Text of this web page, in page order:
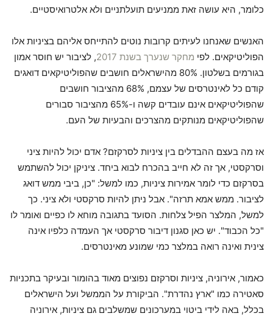
כלומר, היא עושה זאת ממניעים תועלתניים ולא אלטרואיסטיים.
האנשים שאנחנו לעיתים קרובות נוטים להתייחס אליהם בציניות אלו
הפוליטיקאים. לפי מחקר שנערך בשנת 2017
, לציבור יש חוסר אמון
בגורמים בשלטון. 80% מהישראלים חושבים שהפוליטיקאים דואגים
קודם כל לאינטרסים של עצמם, 68% מהציבור חושבים
שהפוליטיקאים אינם עובדים קשה ו-65% מהציבור סבורים
שהפוליטיקאים מנותקים מהצרכים והבעיות של העם.
אז מה בעצם ההבדלים בין ציניות לסרקזם? אדם יכול להיות ציני
וסרקסטי, אך זה לא חייב בהכרח לבוא ביחד. ציניקן יכול להשתמש
בסרקזם כדי לומר אמירות ציניות, כמו למשל: "כן, ביבי ממש דואג
לציבור. ממש אמא תרזה". אבל ניתן להיות סרקסטי ולא ציני. כך
למשל, המלצר הפיל צלחות. הסועד בתגובה מוחא לו כפיים ואומר לו
"כל הכבוד". יש כאן סגנון דיבור סרקסטי אך העמדה כלפיו אינה
צינית ואינה רואה במלצר כמי שמונע מאינטרסים.
כאמור, אירוניה, ציניות וסרקזם נפוצים מאוד בהומור ובעיקר בתכניות
סאטירה כמו "ארץ נהדרת". הביקורת על הממשל ועל הישראלים
בכלל, באה לידי ביטוי במערכונים שמשלבים גם ציניות, אירוניה